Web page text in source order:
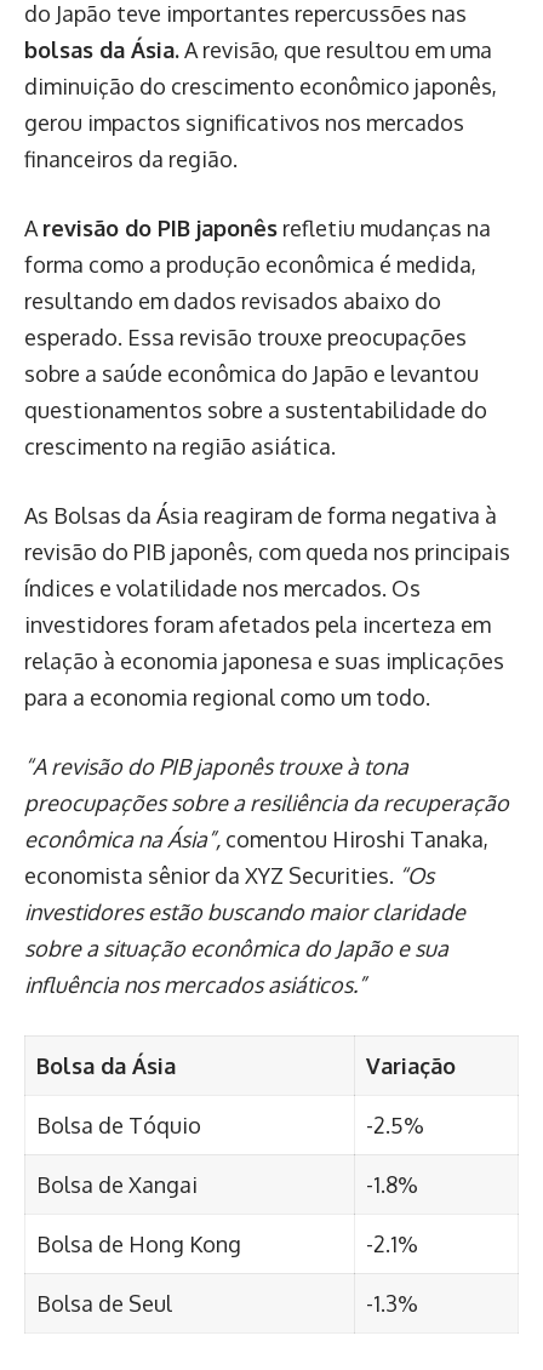
do Japão teve importantes repercussões nas
bolsas da Ásia.A revisão, que resultou em uma
diminuição do crescimento econômico japonês,
gerou impactos significativos nos mercados
financeiros da região.
A revisão do PIB japonês refletiu mudanças na
forma como a produção econômica é medida,
resultando em dados revisados abaixo do
esperado. Essa revisão trouxe preocupações
sobre a saúde econômica do Japão e levantou
questionamentos sobre a sustentabilidade do
crescimento na região asiática.
As Bolsas da Ásia reagiram de forma negativa à
revisão do PIB japonês, com queda nos principais
índices e volatilidade nos mercados. Os
investidores foram afetados pela incerteza em
relação à economia japonesa e suas implicações
para a economia regional como um todo.
“A revisão do PIB japonês trouxe à tona
preocupações sobre a resiliência da recuperação
econômica na Ásia”, comentou Hiroshi Tanaka,
economista sênior da XYZ Securities. “Os
investidores estão buscando maior claridade
sobre a situação econômica do Japão e sua
influência nos mercados asiáticos.”
Bolsa da Ásia Variação
Bolsa de Tóquio -2.5%
Bolsa de Xangai -1.8%
Bolsa de Hong Kong -2.1%
Bolsa de Seul -1.3%